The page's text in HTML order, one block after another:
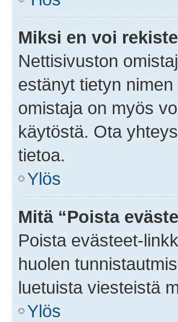
Miksi en voi
Nettisivuston
estänyt tietyn
omistaja on myös
käytöstä. Ota
tietoa.
Ylös
Mitä “Poista
Poista evästeet-
huolen
luetuista viesteistä
Ylös